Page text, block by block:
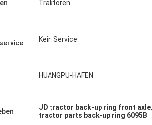
Traktoren
Kein Service
HUANGPU-HAFEN
JD tractor back-up ring front axle,
tractor parts back-up ring 6095B